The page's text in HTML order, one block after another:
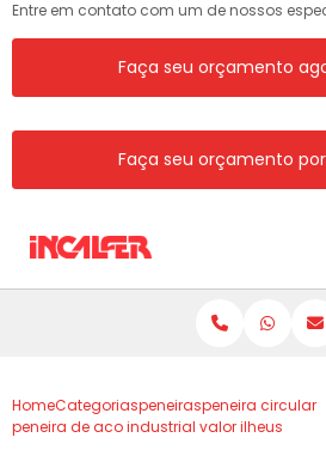
Entre em contato com um de nossos
Faça seu orçamento
Faça seu orçamento
HomeCategoriaspeneiraspeneira circular
peneira de aco industrial valor ilheus